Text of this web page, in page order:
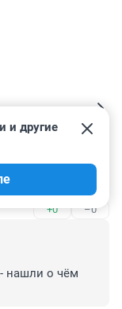
+0 –0
и другие
нашли о чём